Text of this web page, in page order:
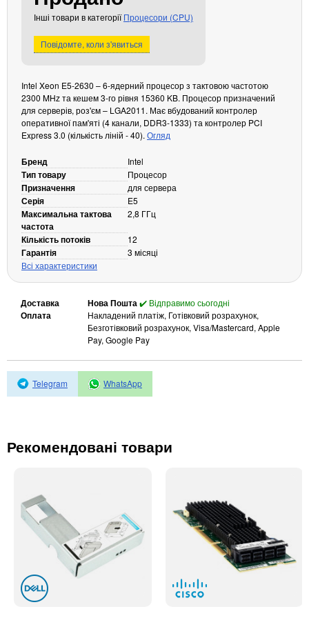
Кабелі та роз'єми
Аксесуари
Павербанки
Кабелі, роз'єми, перехідники
Аксесуари для ноутбуків
Зовнішні блоки живлення
Периферійні пристрої
Монітори
Клавіатури, миші, комплекти
Відеоспостереження
IP-камери
Автоматичні вимикачі
Акумулятори для ДБЖ
Інші товари в категоріїПроцесори (CPU)
Повідомте, коли з'явиться
Intel Xeon E5-2630 – 6-ядерний процесор з тактовою частотою
2300 MHz та кешем 3-го рівня 15360 KB. Процесор призначений
для серверів, роз'єм – LGA2011. Має вбудований контролер
оперативної пам'яті (4 канали, DDR3-1333) та контролер PCI
Express 3.0 (кількість ліній - 40). Огляд
Бренд Intel
Тип товару Процесор
Призначення для сервера
Серія E5
Максимальна тактова
частота
2,8 ГГц
Кількість потоків 12
Гарантія
3 місяці
Всі характеристики
Доставка Нова Пошта✔️ Відправимо сьогодні
Оплата
Накладений платіж, Готівковий розрахунок,
Безготівковий розрахунок, Visa/Mastercard, Apple
Pay, Google Pay
Telegram WhatsApp
Рекомендовані товари